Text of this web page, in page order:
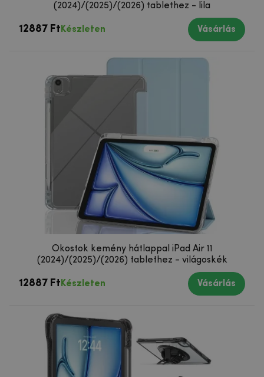
(2024)/(2025)/(2026) tablethez - lila
12887 Ft Készleten Vásárlás
Okostok kemény hátlappal iPad Air 11
(2024)/(2025)/(2026) tablethez - világoskék
12887 Ft Készleten Vásárlás